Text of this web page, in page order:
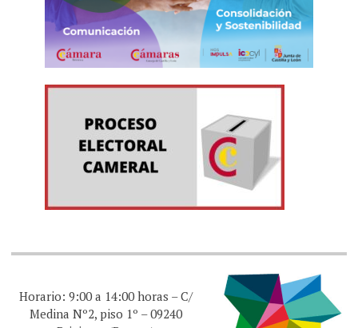
Horario: 9:00 a 14:00 horas – C/
Medina Nº2, piso 1º – 09240